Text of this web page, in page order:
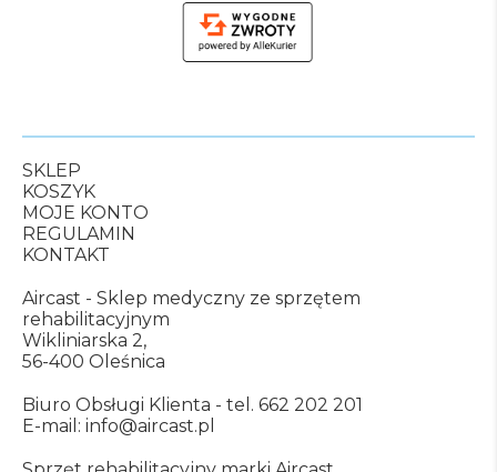
SKLEP
KOSZYK
MOJE KONTO
REGULAMIN
KONTAKT
Aircast - Sklep medyczny ze sprzętem
rehabilitacyjnym
Wikliniarska 2,
56-400 Oleśnica
Biuro Obsługi Klienta - tel. 662 202 201
E-mail: info@aircast.pl